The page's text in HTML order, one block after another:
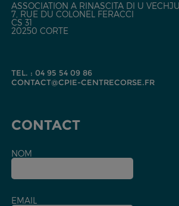
ASSOCIATION A RINASCITA DI U
7, RUE DU COLONEL FERACCI
CS 31
20250 CORTE
TEL. : 04 95 54 09 86
CONTACT@CPIE-CENTRECORSE.FR
CONTACT
NOM
EMAIL